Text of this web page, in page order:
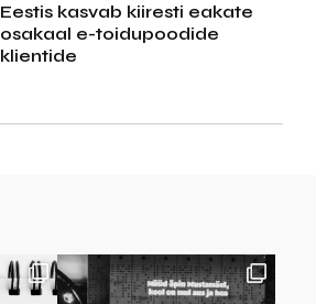
Eestis kasvab kiiresti eakate
osakaal e-toidupoodide
klientide